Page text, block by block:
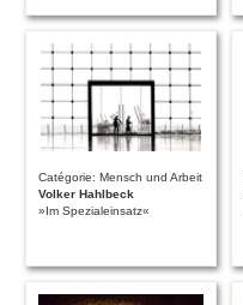
Catégorie: Mensch und Arbeit
Volker Hahlbeck
»Im Spezialeinsatz«